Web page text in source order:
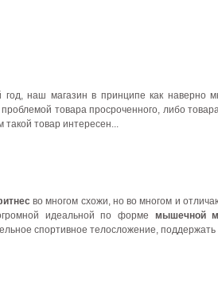
год, наш магазин в принципе как наверно
товара просроченного, либо
такой товар интересен...
во многом схожи, но во многом и
идеальной по форме мышечной
спортивное телосложение,